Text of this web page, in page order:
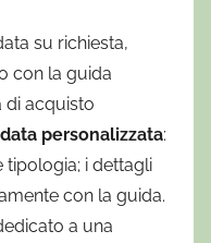
su richiesta,
con la guida
di acquisto
personalizzata:
tipologia; i dettagli
con la guida.
a una